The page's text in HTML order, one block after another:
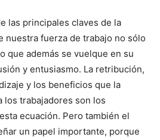
las principales claves de la
nuestra fuerza de trabajo no sólo
que además se vuelque en su
y entusiasmo. La retribución,
y los beneficios que la
los trabajadores son los
ecuación. Pero también el
un papel importante, porque